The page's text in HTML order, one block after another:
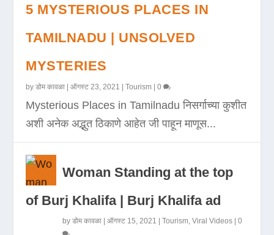
5 MYSTERIOUS PLACES IN
TAMILNADU | UNSOLVED
MYSTERIES
byडोम कावळा |ऑगस्ट 23, 2021 |Tourism |0
Mysterious Places in Tamilnadu निसर्गाच्या कुशीत
अशी अनेक अद्भुत ठिकाणे आहेत जी पाहून माणूस...
Woman Standing at the top
of Burj Khalifa | Burj Khalifa ad
byडोम कावळा |ऑगस्ट 15, 2021 |Tourism ,Viral Videos |0